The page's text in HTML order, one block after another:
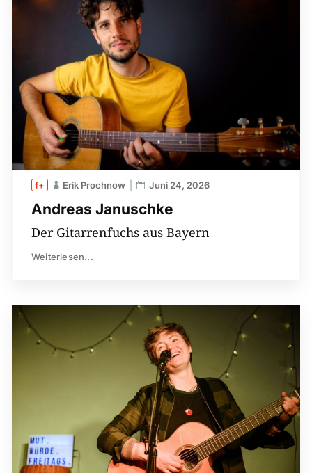
Andreas Januschke
Erik Prochnow Juni 24, 2026
Der Gitarrenfuchs aus Bayern
Weiterlesen...